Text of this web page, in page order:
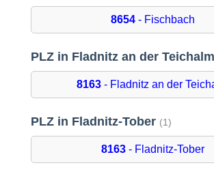
8654 - Fischbach
PLZ in Fladnitz an der Teichalm
8163 - Fladnitz an der
PLZ in Fladnitz-Tober (1)
8163 - Fladnitz-Tober